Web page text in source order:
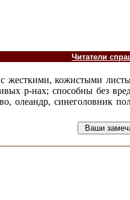
Читатели
с жесткими, кожистыми
р-нах; способны без
олеандр, синеголовник